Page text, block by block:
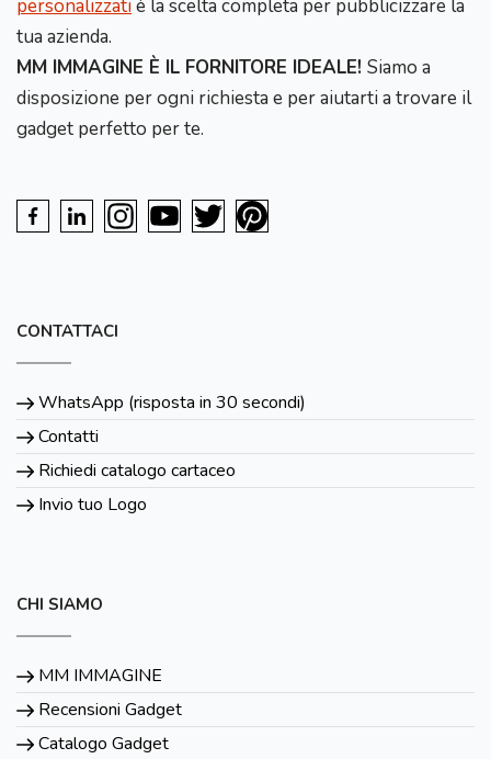
personalizzatiè la scelta completa per pubblicizzare la
tua azienda.
MM IMMAGINE È IL FORNITORE IDEALE! Siamo a
disposizione per ogni richiesta e per aiutarti a trovare il
gadget perfetto per te.
CONTATTACI
WhatsApp (risposta in 30 secondi)
Contatti
Richiedi catalogo cartaceo
Invio tuo Logo
CHI SIAMO
MM IMMAGINE
Recensioni Gadget
Catalogo Gadget